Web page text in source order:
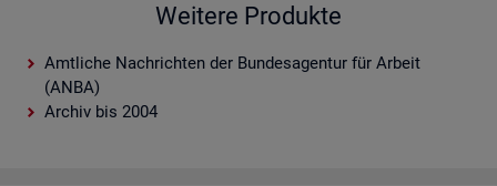
Weitere Produkte
Amtliche Nachrichten der Bundesagentur für Arbeit
(ANBA)
Archiv bis 2004